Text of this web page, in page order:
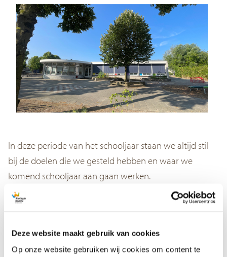
Deze website maakt gebruik van cookies
Op onze website gebruiken wij cookies om content te
In deze periode van het schooljaar staan we altijd stil
bij de doelen die we gesteld hebben en waar we
komend schooljaar aan gaan werken.
Daarnaast hebben we ook een aantal ‘verplichte’
documenten die we moeten aanleveren bij de
het ondersteuningsplan. De schoolgids heeft altijd
instemming van de ouders van de MR nodig.